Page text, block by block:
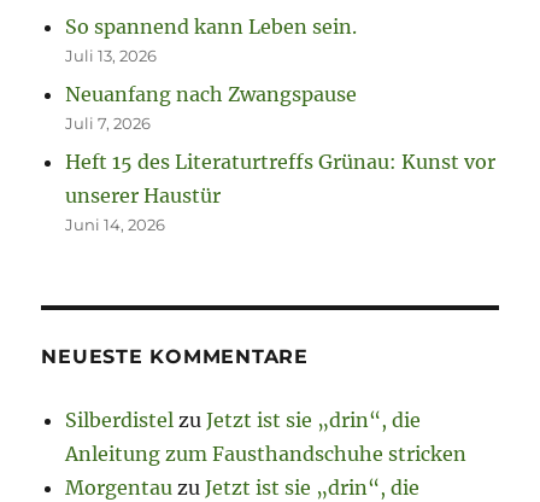
So spannend kann Leben sein.
Juli 13, 2026
Neuanfang nach Zwangspause
Juli 7, 2026
Heft 15 des Literaturtreffs Grünau: Kunst vor
unserer Haustür
Juni 14, 2026
NEUESTE KOMMENTARE
Silberdistel zuJetzt ist sie „drin“, die
Anleitung zum Fausthandschuhe stricken
Morgentau zuJetzt ist sie „drin“, die